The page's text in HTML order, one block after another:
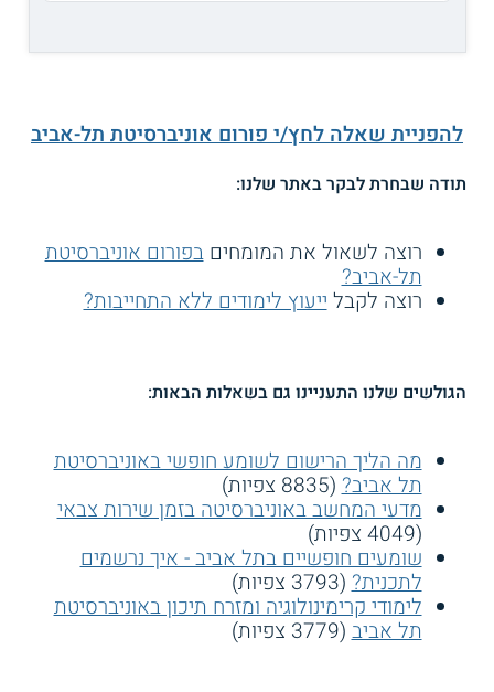
להפניית שאלה לחץ/י פורום אוניברסיטת תל-אביב
תודה שבחרת לבקר באתר שלנו:
רוצה לשאול את המומחיםבפורום אוניברסיטת
תל-אביב?
רוצה לקבלייעוץ לימודים ללא התחייבות?
הגולשים שלנו התעניינו גם בשאלות הבאות:
מה הליך הרישום לשומע חופשי באוניברסיטת
תל אביב?(8835 צפיות)
מדעי המחשב באוניברסיטה בזמן שירות צבאי
(4049 צפיות)
שומעים חופשיים בתל אביב - איך נרשמים
לתכנית?(3793 צפיות)
לימודי קרימינולוגיה ומזרח תיכון באוניברסיטת
תל אביב(3779 צפיות)